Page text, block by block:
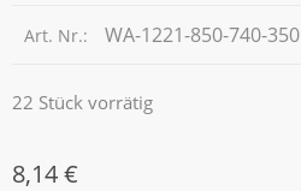
Art. Nr.: WA-1221-850-740-350
22 Stück vorrätig
8,14€